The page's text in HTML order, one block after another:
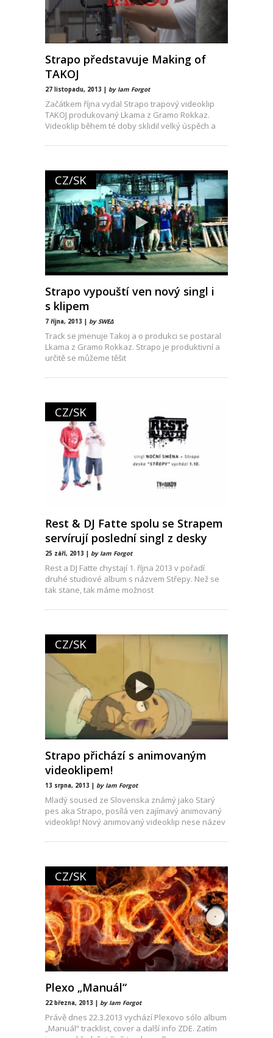
Strapo představuje Making of
TAKOJ
27 listopadu, 2013 | by Iam Forgot
Začátkem října vydal Strapo trapový videoklip
TAKOJ produkovaný Lkama z Gramo Rokkaz.
Videoklip během té doby sklidil velký úspěch a
CZ/SK
Strapo vypouští ven nový singl i
s klipem
7 října, 2013 | by SWEΔ
Track se jmenuje Takoj a o produkci se postaral
Lkama z Gramo Rokkaz. Strapo je produktivní a
určitě se můžeme těšit
CZ/SK
Rest & DJ Fatte spolu se Strapem
servírují poslední singl z desky
25 září, 2013 | by Iam Forgot
Rest a DJ Fatte chystají 1. října 2013 v pořadí
druhé studiové album s názvem Střepy. Než se
tak stane, tak máme možnost
CZ/SK
Strapo přichází s animovaným
videoklipem!
13 srpna, 2013 | by Iam Forgot
Mladý soused ze Slovenska známý jako Starý
pes aka Strapo, posílá ven zajímavý animovaný
videoklip! Nový animovaný videoklip nese název
CZ/SK
Plexo „Manuál“
22 března, 2013 | by Iam Forgot
Právě dnes 22.3.2013 vychází Plexovo sólo album
„Manuál“ tracklist, cover a další info ZDE. Zatím